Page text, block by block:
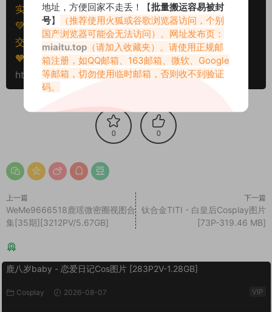
实将封禁账号权限！
💚本文资源均来源网友分享，若侵犯了您的权益可以提
交工单处理。
🧡转载请注明出处！原文链接：
https://miaitu.cc/81460.html
0 0
上一篇
WeMe9666518鹿瑶微密圈视图合
集[35期][3212PV/5.67GB]
下一篇
钛合金TITI - 白皇后Cosplay图片
[73P-319.46 MB]
鹿八岁baby - 恋爱日记Cos图片 [283P2V-1.28GB]
Cosplay 2026-08-07 VIP
地址，方便回家不走丢！【批量搬运容易被封
号】
（推荐使用火狐或谷歌浏览器访问，个别
国产浏览器可能会无法访问）。网址发布页：
miaitu.top （请加入收藏夹）。请使用正规邮
箱注册，如QQ邮箱、163邮箱、微软、Google
等邮箱，切勿使用临时邮箱，否则收不到验证
码。